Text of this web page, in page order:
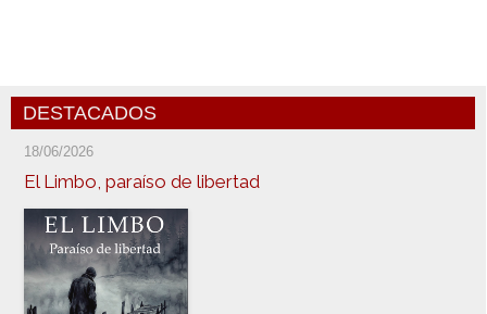
DESTACADOS
18/06/2026
El Limbo, paraíso de libertad